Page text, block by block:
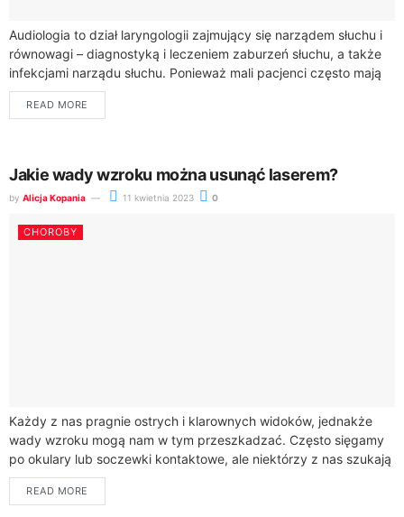
Audiologia to dział laryngologii zajmujący się narządem słuchu i
równowagi – diagnostyką i leczeniem zaburzeń słuchu, a także
infekcjami narządu słuchu. Ponieważ mali pacjenci często mają
specyficzne problemy i wymagają...
READ MORE
Jakie wady wzroku można usunąć laserem?
by Alicja Kopania 11 kwietnia 2023 0
CHOROBY
Każdy z nas pragnie ostrych i klarownych widoków, jednakże
wady wzroku mogą nam w tym przeszkadzać. Często sięgamy
po okulary lub soczewki kontaktowe, ale niektórzy z nas szukają
trwałego i...
READ MORE